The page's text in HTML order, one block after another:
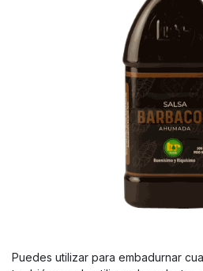
Puedes utilizar para embadurnar